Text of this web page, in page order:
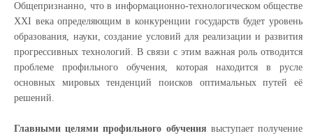
Общепризнанно, что в информационно-технологическом обществе
ХХI века определяющим в конкуренции государств будет уровень
образования, науки, создание условий для реализации и развития
прогрессивных технологий. В связи с этим важная роль отводится
проблеме профильного обучения, которая находится в русле
основных мировых тенденций поисков оптимальных путей её
решений.
Главными целями профильного обучения выступает получение